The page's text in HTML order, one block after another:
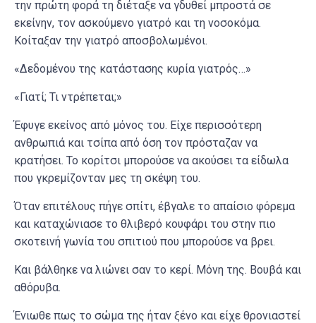
την πρώτη φορά τη διέταξε να γδυθεί μπροστά σε
εκείνην, τον ασκούμενο γιατρό και τη νοσοκόμα.
Κοίταξαν την γιατρό αποσβολωμένοι.
«Δεδομένου της κατάστασης κυρία γιατρός…»
«Γιατί; Τι ντρέπεται;»
Έφυγε εκείνος από μόνος του. Είχε περισσότερη
ανθρωπιά και τσίπα από όση τον πρόσταζαν να
κρατήσει. Το κορίτσι μπορούσε να ακούσει τα είδωλα
που γκρεμίζονταν μες τη σκέψη του.
Όταν επιτέλους πήγε σπίτι, έβγαλε το απαίσιο φόρεμα
και καταχώνιασε το θλιβερό κουφάρι του στην πιο
σκοτεινή γωνία του σπιτιού που μπορούσε να βρει.
Και βάλθηκε να λιώνει σαν το κερί. Μόνη της. Βουβά και
αθόρυβα.
Ένιωθε πως το σώμα της ήταν ξένο και είχε θρονιαστεί